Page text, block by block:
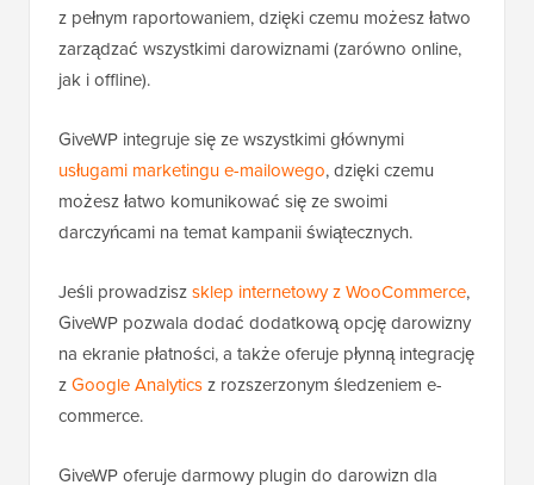
z pełnym raportowaniem, dzięki czemu możesz łatwo
zarządzać wszystkimi darowiznami (zarówno online,
jak i offline).
GiveWP integruje się ze wszystkimi głównymi
usługami marketingu e-mailowego, dzięki czemu
możesz łatwo komunikować się ze swoimi
darczyńcami na temat kampanii świątecznych.
Jeśli prowadziszsklep internetowy z WooCommerce,
GiveWP pozwala dodać dodatkową opcję darowizny
na ekranie płatności, a także oferuje płynną integrację
zGoogle Analyticsz rozszerzonym śledzeniem e-
commerce.
GiveWP oferuje darmowy plugin do darowizn dla